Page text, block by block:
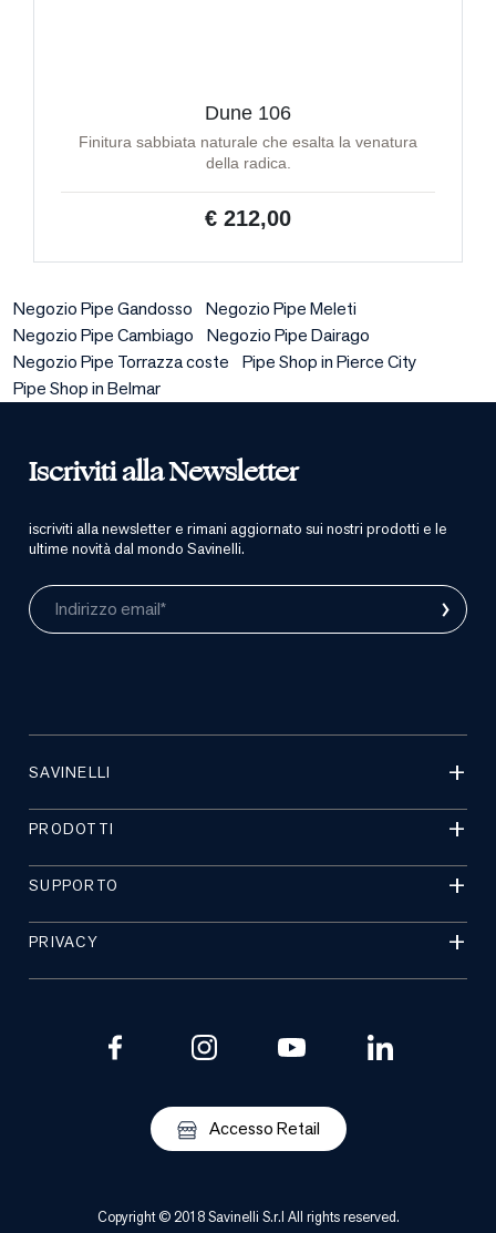
Dune 106
Finitura sabbiata naturale che esalta la venatura
della radica.
€ 212,00
Negozio Pipe Gandosso
Negozio Pipe Meleti
Negozio Pipe Cambiago
Negozio Pipe Dairago
Negozio Pipe Torrazza coste
Pipe Shop in Pierce City
Pipe Shop in Belmar
Iscriviti alla Newsletter
iscriviti alla newsletter e rimani aggiornato sui nostri prodotti e le
ultime novità dal mondo Savinelli.
Indirizzo email* ›
SAVINELLI
PRODOTTI
SUPPORTO
PRIVACY
Accesso Retail
Copyright © 2018 Savinelli S.r.l All rights reserved.